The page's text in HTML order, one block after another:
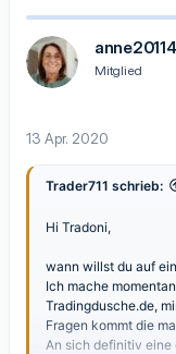
Mitglied
13 Apr. 2020
Trader711 schrieb:
Hi Tradoni,
wann willst du auf
Ich mache
Tradingdusche.de,
Fragen kommt die
An sich definitiv eine